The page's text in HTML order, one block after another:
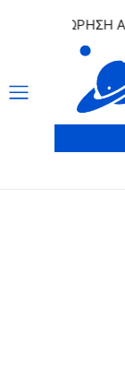
ΚΑΤΑΧΩΡΗΣΗ